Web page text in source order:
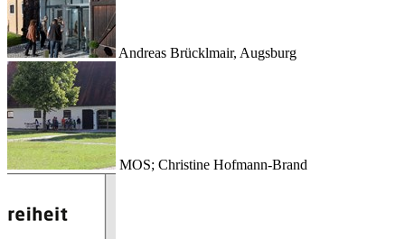
Andreas Brücklmair, Augsburg
MOS; Christine Hofmann-Brand